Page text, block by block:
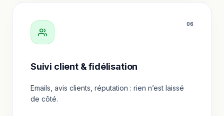
06
Suivi client & fidélisation
Emails, avis clients, réputation : rien n’est laissé
de côté.